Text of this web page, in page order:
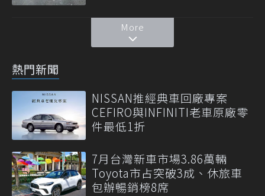
More
熱門新聞
NISSAN推經典車回廠專案
CEFIRO與INFINITI老車原廠零
件最低1折
7月台灣新車市場3.86萬輛
Toyota市占突破3成、休旅車
包辦暢銷榜8席